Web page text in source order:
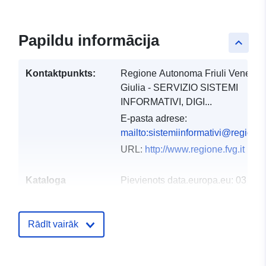
keyboard_arrow_up
Papildu informācija
Kontaktpunkts:
Regione Autonoma Friuli Venezia
Giulia - SERVIZIO SISTEMI
INFORMATIVI, DIGI...
E-pasta adrese:
URL: http://www.regione.fvg.it
Kataloga
Pievienots data.europa.eu: 03
Rādīt vairāk